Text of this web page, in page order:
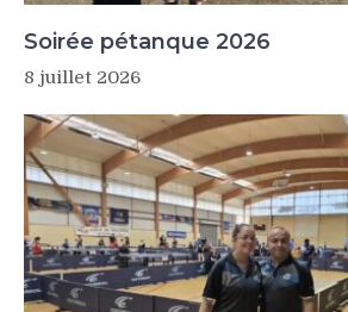
Soirée pétanque 2026
8 juillet 2026